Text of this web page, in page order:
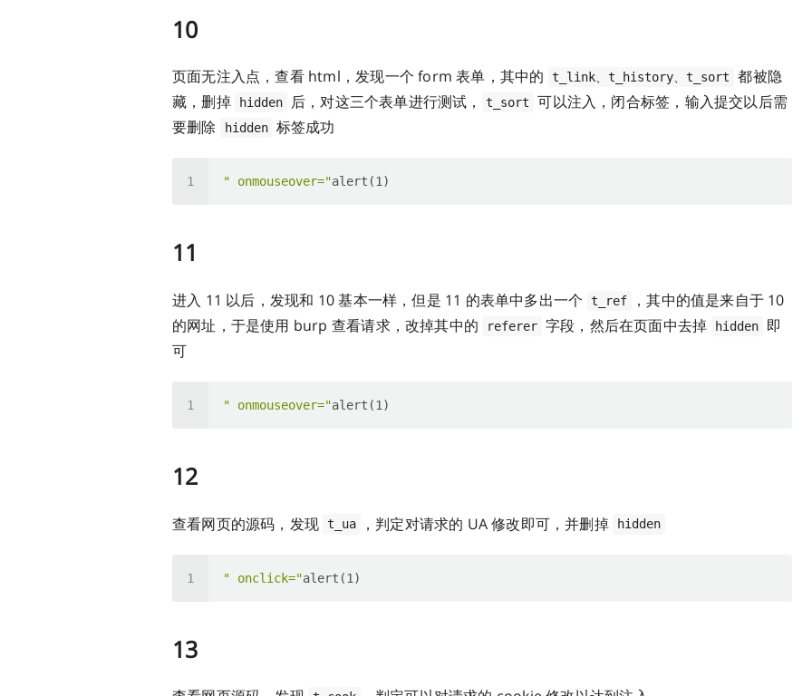
10
页面无注入点，查看 html，发现一个 form 表单，其中的 t_link、t_history、t_sort
都被隐
藏，删掉
hidden 后，对这三个表单进行测试， t_sort
可以注入，闭合标签，输入提交以后需
要删除
hidden 标签成功
" onmouseover="
11
进入 11 以后，发现和 10 基本一样，但是 11 的表单中多出一个 t_ref
，其中的值是来自于 10
的网址，于是使用 burp 查看请求，改掉其中的
referer 字段，然后在页面中去掉 hidden
即
可
" onmouseover="
12
查看网页的源码，发现 t_ua ，判定对请求的 UA 修改即可，并删掉 hidden
" onclick="
13